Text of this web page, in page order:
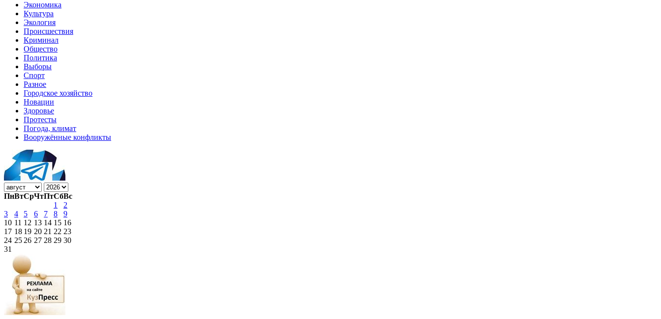
Экономика
Культура
Экология
Происшествия
Криминал
Общество
Политика
Выборы
Спорт
Разное
Городское хозяйство
Новации
Здоровье
Протесты
Погода, климат
Вооружённые конфликты
ПнВтСрЧтПтСбВс
1
2
3
4 5 6 7 8
9
10 11 12 13 14 15 16
17 18 19 20 21 22 23
24 25 26 27 28 29 30
31